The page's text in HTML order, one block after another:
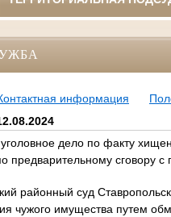
информация
дело по факту
предварительному сговору
районный суд
чужого имущества путем